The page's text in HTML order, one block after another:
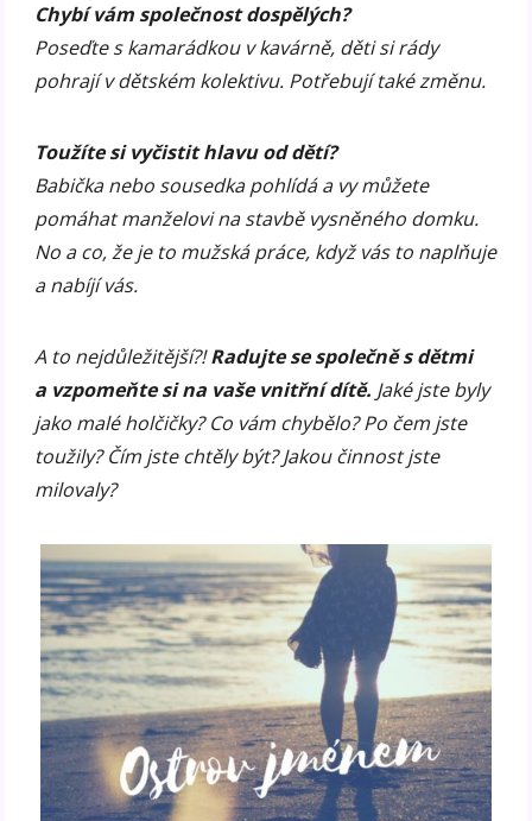
Chybí vám společnost dospělých?
Poseďte s kamarádkou v kavárně, děti si rády
pohrají v dětském kolektivu. Potřebují také změnu.
Toužíte si vyčistit hlavu od dětí?
Babička nebo sousedka pohlídá a vy můžete
pomáhat manželovi na stavbě vysněného domku.
No a co, že je to mužská práce, když vás to naplňuje
a nabíjí vás.
A to nejdůležitější?!Radujte se společně s dětmi
a vzpomeňte si na vaše vnitřní dítě. Jaké jste byly
jako malé holčičky? Co vám chybělo? Po čem jste
toužily? Čím jste chtěly být? Jakou činnost jste
milovaly?